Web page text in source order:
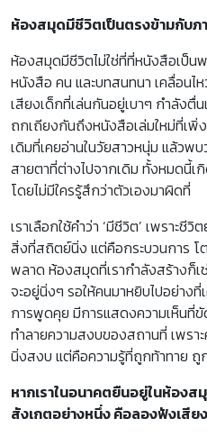
ห้องสมุดมีชีวิตเป็นตรงข้ามกับภ
ห้องสมุดมีชีวิตไม่ใช่ที่ที่หนังสือเป็น
หนังสือ คน และบทสนทนา เคลื่อน
เสียงเด็กที่เล่นกันอยู่เบาๆ กำลังตื่
ถกเถียงกันถึงหนังสือเล่มใหม่ที่เพิ่
เดิมที่เคยอ่านในวัยสาวหนุ่ม แล้วพ
สายตาที่ต่างไปจากเดิม ทั้งหมดนี้เ
โดยไม่มีใครรู้สึกว่าตัวเองมาผิดที่
เราเลือกใช้คำว่า ‘มีชีวิต’ เพราะชี
สิ่งที่สถิตย์นิ่ง แต่คือกระบวนการ โ
พลาด ห้องสมุดที่เรากำลังสร้างก็เ
จะอยู่นิ่งๆ รอให้คนมาหยิบไปอย่าง
การพูดคุย มีการแสดงความเห็นที่
ทำลายความสงบของสถานที่ เพรา
นิ่งสงบ แต่คือความรู้ที่ถูกท้าทาย ถู
หากเราในอนาคตยืนอยู่ในห้อง
สังเกตอย่างหนึ่ง คือลองฟังเสีย